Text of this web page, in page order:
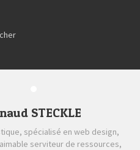
STECKLE
spécialisé en web design,
aimable serviteur de ressources,